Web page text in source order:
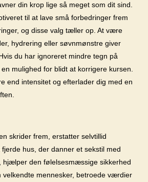
din krop lige så meget som dit sind.
til at lave små forbedringer frem
og disse valg tæller op. At være
hydrering eller søvnmønstre giver
du har ignoreret mindre tegn på
mulighed for blidt at korrigere kursen.
end intensitet og efterlader dig med en
skrider frem, erstatter selvtillid
hus, der danner et sekstil med
hjælper den følelsesmæssige sikkerhed
velkendte mennesker, betroede værdier